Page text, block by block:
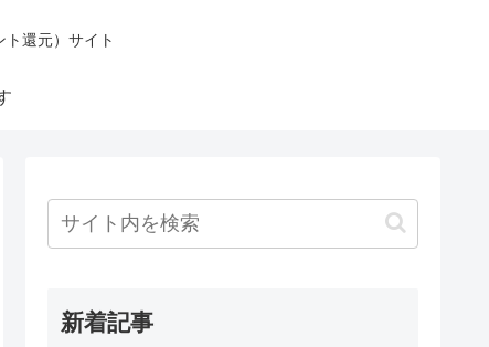
還元）サイト
新着記事